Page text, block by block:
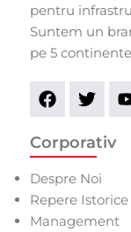
pentru
Suntem un
pe 5
Corporativ
Despre Noi
Repere Istorice
Management